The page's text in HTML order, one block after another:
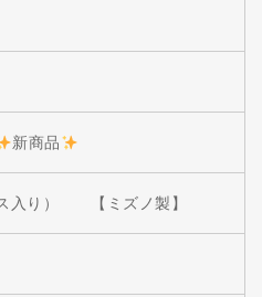
新商品
ス入り） 【ミズノ製】